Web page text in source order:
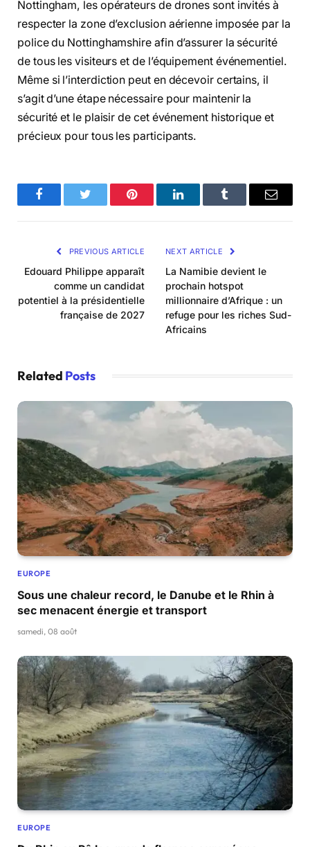
Nottingham, les opérateurs de drones sont invités à
respecter la zone d’exclusion aérienne imposée par la
police du Nottinghamshire afin d’assurer la sécurité
de tous les visiteurs et de l’équipement événementiel.
Même si l’interdiction peut en décevoir certains, il
s’agit d’une étape nécessaire pour maintenir la
sécurité et le plaisir de cet événement historique et
précieux pour tous les participants.
FacebookTwitter Pinterest LinkedInTumblr Email
PREVIOUS ARTICLE
Edouard Philippe apparaît
comme un candidat
potentiel à la présidentielle
française de 2027
NEXT ARTICLE
La Namibie devient le
prochain hotspot
millionnaire d’Afrique : un
refuge pour les riches Sud-
Africains
Related Posts
EUROPE
Sous une chaleur record, le Danube et le Rhin à
sec menacent énergie et transport
samedi, 08 août
EUROPE